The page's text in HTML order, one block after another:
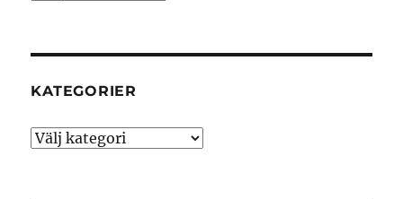
KATEGORIER
Kategorier